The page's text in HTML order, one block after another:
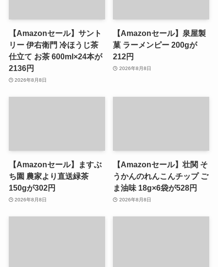
【Amazonセール】サント
リー 伊右衛門 冷ほうじ茶
仕立て お茶 600ml×24本が
2136円
2026年8月8日
【Amazonセール】泉屋製
菓 ラーメンピー 200gが
212円
2026年8月8日
【Amazonセール】ますぶ
ち園 農家より直送緑茶
150gが302円
2026年8月8日
【Amazonセール】壮関 そ
うかんのれんこんチップ ご
ま油味 18g×6袋が528円
2026年8月8日